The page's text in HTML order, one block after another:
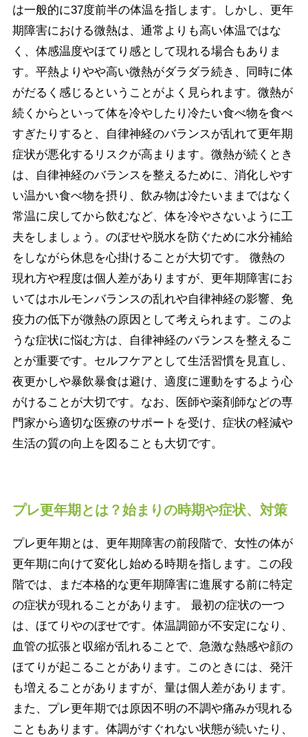
は一般的に37度前半の体温を指します。しかし、更年
期障害における微熱は、通常よりも高い体温ではな
く、体感温度やほてり感として現れる場合もありま
す。平熱よりやや高い微熱がダラダラ続き、同時に体
がだるく感じるということがよく見られます。微熱が
続くからといって体を冷やしたり冷たい食べ物を食べ
すぎたりすると、自律神経のバランスが乱れて更年期
症状が悪化するリスクが高まります。微熱が続くとき
は、自律神経のバランスを整えるために、消化しやす
い温かい食べ物を摂り、飲み物は冷たいままではなく
常温に戻してから飲むなど、体を冷やさないように工
夫をしましょう。のぼせや脱水を防ぐために水分補給
をしながら休息を心掛けることが大切です。 微熱の
現れ方や程度は個人差がありますが、更年期障害にお
いてはホルモンバランスの乱れや自律神経の影響、免
疫力の低下が微熱の原因として考えられます。このよ
うな症状に悩む方は、自律神経のバランスを整えるこ
とが重要です。セルフケアとして生活習慣を見直し、
夜更かしや暴飲暴食は避け、適度に運動をするよう心
がけることが大切です。なお、医師や薬剤師などの専
門家から適切な医療のサポートを受け、症状の軽減や
生活の質の向上を図ることも大切です。
プレ更年期とは？始まりの時期や症状、対策
プレ更年期とは、更年期障害の前段階で、女性の体が
更年期に向けて変化し始める時期を指します。この段
階では、まだ本格的な更年期障害に進展する前に特定
の症状が現れることがあります。 最初の症状の一つ
は、ほてりやのぼせです。体温調節が不安定になり、
血管の拡張と収縮が乱れることで、急激な熱感や顔の
ほてりが起こることがあります。このときには、発汗
も増えることがありますが、量は個人差があります。
また、プレ更年期では原因不明の不調や痛みが現れる
こともあります。体調がすぐれない状態が続いたり、